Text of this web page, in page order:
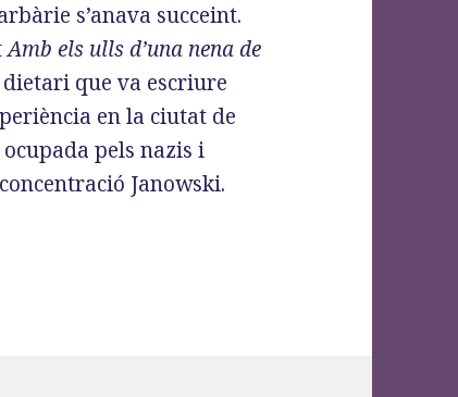
s’anava succeint.
Amb els ulls d’una nena de
que va escriure
en la ciutat de
pels nazis i
Janowski.
amb els ulls d’una nena de dotze anys»,